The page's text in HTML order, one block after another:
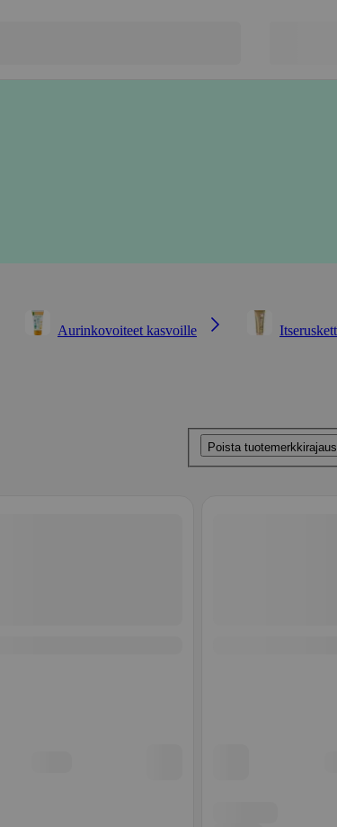
Aurinkovoiteet kasvoille
Poista tuotemerkkirajaus